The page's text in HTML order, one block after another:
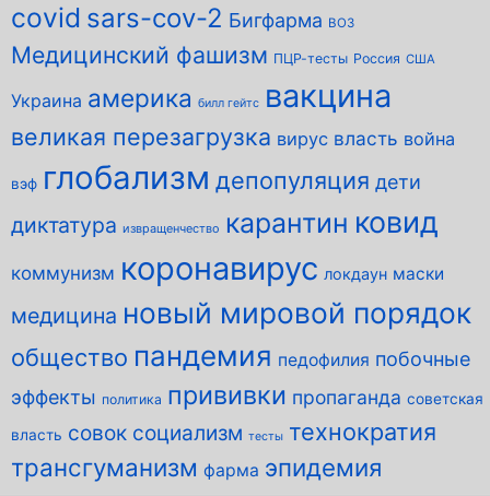
covid sars-cov-2 Бигфарма ВОЗ
Медицинский фашизм ПЦР-тесты Россия США
Украина америка билл гейтс вакцина
великая перезагрузка вирус власть война
вэф глобализм депопуляция дети
диктатура извращенчество карантин ковид
коммунизм коронавирус локдаун маски
медицина новый мировой порядок
общество пандемия педофилия побочные
эффекты политика прививки пропаганда советская
власть совок социализм тесты технократия
трансгуманизм фарма эпидемия